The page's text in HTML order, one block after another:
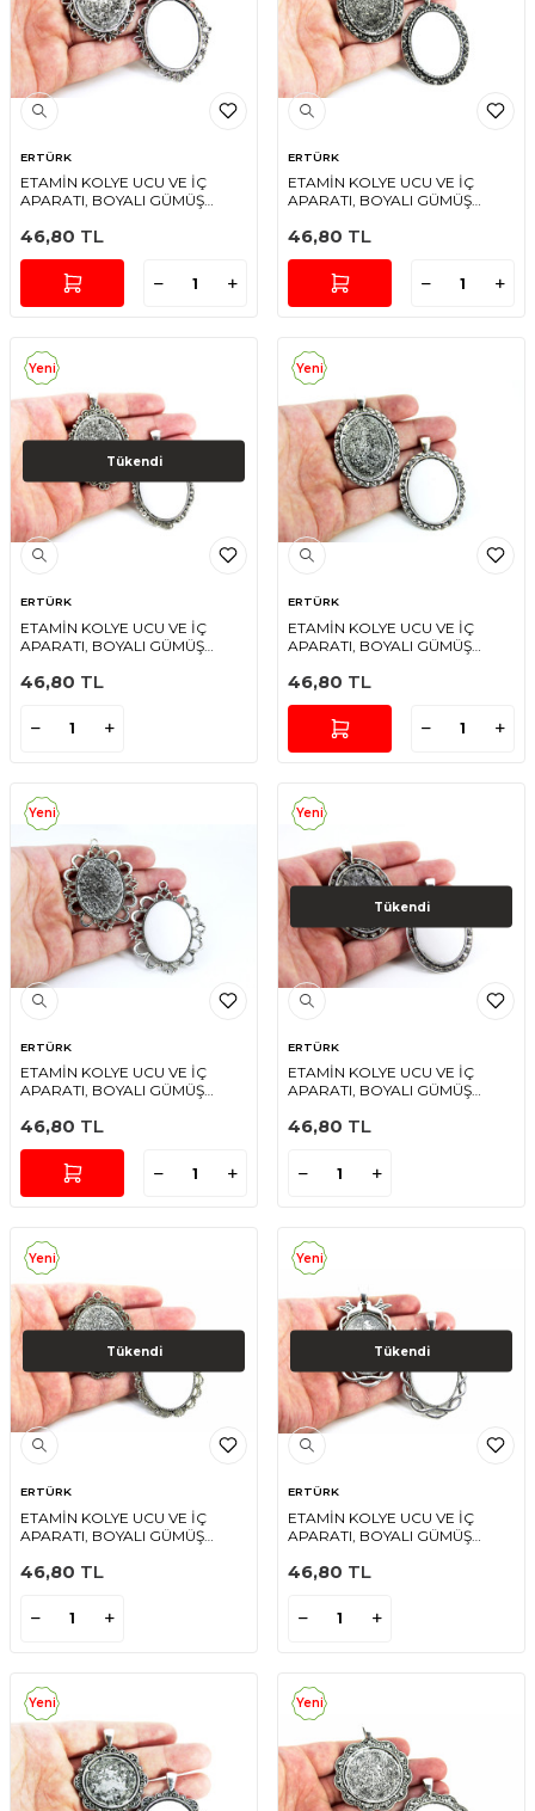
ERTÜRK
ETAMİN KOLYE UCU VE İÇ
APARATI, BOYALI GÜMÜŞ
46,80 TL
ERTÜRK
ETAMİN KOLYE UCU VE İÇ
APARATI, BOYALI GÜMÜŞ
46,80 TL
Yeni
Tükendi
ERTÜRK
ETAMİN KOLYE UCU VE İÇ
APARATI, BOYALI GÜMÜŞ
46,80 TL
Yeni
ERTÜRK
ETAMİN KOLYE UCU VE İÇ
APARATI, BOYALI GÜMÜŞ
46,80 TL
Yeni
ERTÜRK
ETAMİN KOLYE UCU VE İÇ
APARATI, BOYALI GÜMÜŞ
46,80 TL
Yeni
Tükendi
ERTÜRK
ETAMİN KOLYE UCU VE İÇ
APARATI, BOYALI GÜMÜŞ
46,80 TL
Yeni
Tükendi
ERTÜRK
ETAMİN KOLYE UCU VE İÇ
APARATI, BOYALI GÜMÜŞ
46,80 TL
Yeni
Tükendi
ERTÜRK
ETAMİN KOLYE UCU VE İÇ
APARATI, BOYALI GÜMÜŞ
46,80 TL
Yeni Yeni